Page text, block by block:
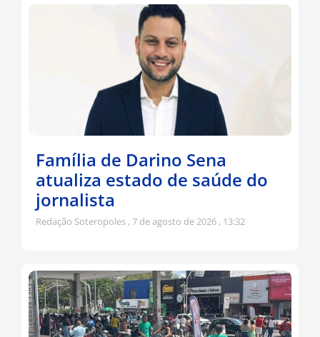
Família de Darino Sena
atualiza estado de saúde do
jornalista
Redação Soteropoles 7 de agosto de 2026 13:32